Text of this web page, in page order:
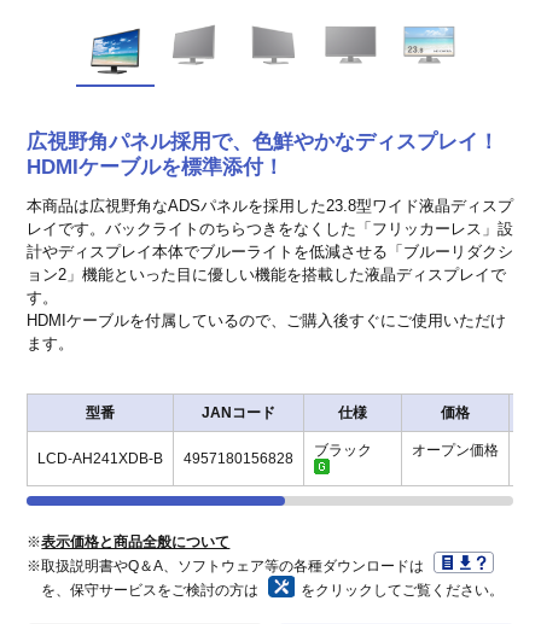
広視野角パネル採用で、色鮮やかなディスプレイ！
HDMIケーブルを標準添付！
本商品は広視野角なADSパネルを採用した23.8型ワイド液晶ディスプ
レイです。バックライトのちらつきをなくした「フリッカーレス」設
計やディスプレイ本体でブルーライトを低減させる「ブルーリダクシ
ョン2」機能といった目に優しい機能を搭載した液晶ディスプレイで
す。
HDMIケーブルを付属しているので、ご購入後すぐにご使用いただけ
ます。
型番 JANコード 仕様 価格
LCD-AH241XDB-B 4957180156828 ブラック オープン価格
※表示価格と商品全般について
※取扱説明書やQ＆A、ソフトウェア等の各種ダウンロードは
を、保守サービスをご検討の方は
をクリックしてご覧ください。